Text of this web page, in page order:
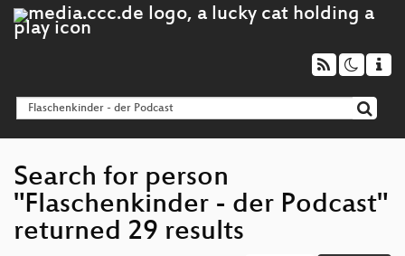
Search for person
"Flaschenkinder - der Podcast"
returned 29 results